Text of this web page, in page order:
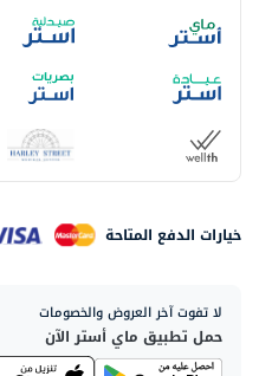
خيارات الدفع المتاحة
لا تفوت آخر العروض والخصومات
حمل تطبيق ماي أستر الآن